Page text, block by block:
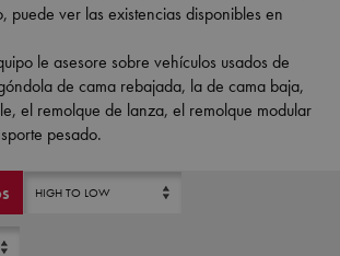
puede ver las existencias disponibles en
le asesore sobre vehículos usados de
de cama rebajada, la de cama baja,
el remolque de lanza, el remolque modular
pesado.
Póngase en contacto con nosotros